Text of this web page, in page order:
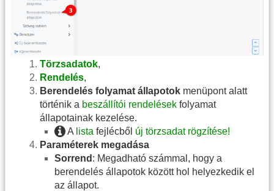
Törzsadatok,
Rendelés,
Berendelés folyamat állapotok menüpont alatt
történik a beszállítói rendelések folyamat
állapotainak kezelése.
A lista fejlécből új törzsadat rögzítése!
Paraméterek megadása
Sorrend : Megadható számmal, hogy a
berendelés állapotok között hol helyezkedik el
az állapot.